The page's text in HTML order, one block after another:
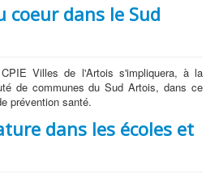
coeur dans le Sud
Villes de l'Artois s'impliquera, à la
de communes du Sud Artois, dans ce
prévention santé.
dans les écoles et